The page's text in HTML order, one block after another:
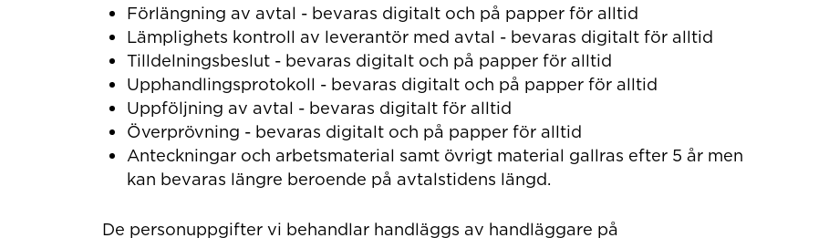
Förlängning av avtal - bevaras digitalt och på papper för alltid
Lämplighets kontroll av leverantör med avtal - bevaras digitalt för alltid
Tilldelningsbeslut - bevaras digitalt och på papper för alltid
Upphandlingsprotokoll - bevaras digitalt och på papper för alltid
Uppföljning av avtal - bevaras digitalt för alltid
Överprövning - bevaras digitalt och på papper för alltid
Anteckningar och arbetsmaterial samt övrigt material gallras efter 5 år men
kan bevaras längre beroende på avtalstidens längd.
De personuppgifter vi behandlar handläggs av handläggare på